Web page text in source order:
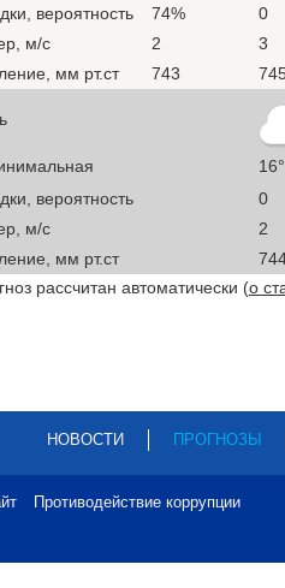
вероятность
74% 0
м/с
2 3
мм рт.ст
743
16°
вероятность
0
м/с
2
мм рт.ст
рассчитан автоматически (о
НОВОСТИ ПРОГНОЗЫ
Противодействие коррупции